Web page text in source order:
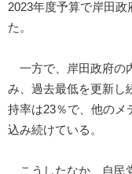
2023年度予算で岸田政
た。
一方で、岸田政府の
み、過去最低を更新し
持率は23％で、他のメ
込み続けている。
こうしたなか、自民